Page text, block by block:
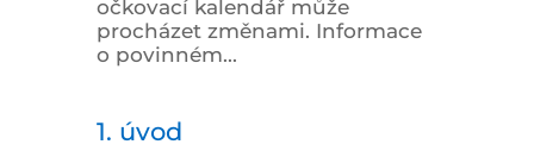
očkovací kalendář může
procházet změnami. Informace
o povinném...
1. úvod